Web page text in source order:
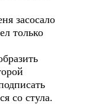
засосало
только
со стула.